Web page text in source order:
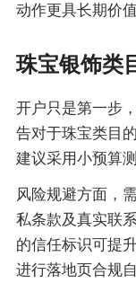
动作更具长期价值
珠宝银饰类
开户只是第一步
告对于珠宝类目
建议采用小预算
风险规避方面，
私条款及真实联
的信任标识可提
进行落地页合规